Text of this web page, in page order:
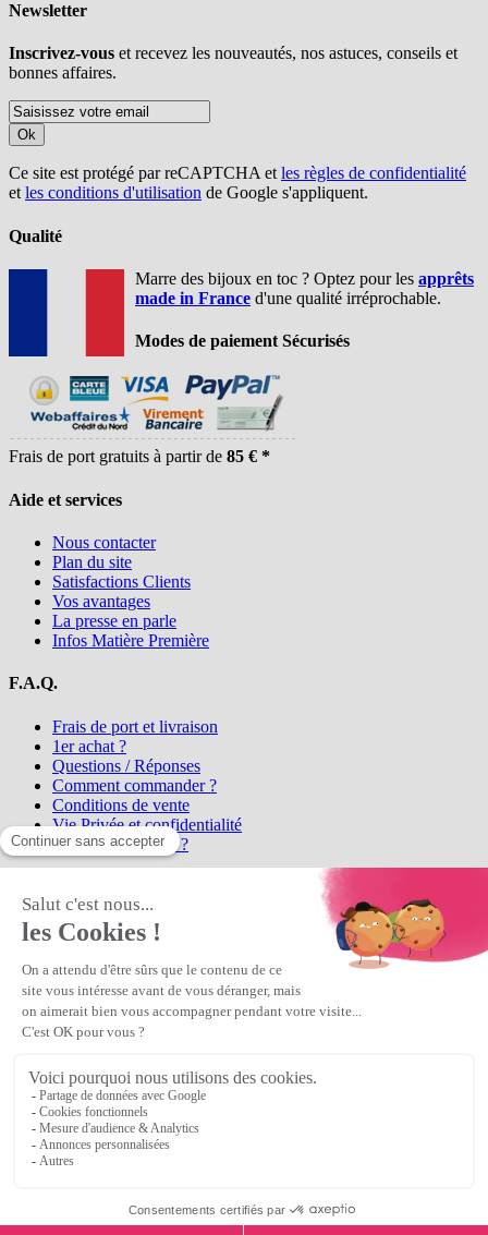
Newsletter
Inscrivez-vous et recevez les nouveautés, nos astuces, conseils et
bonnes affaires.
Ok
Ce site est protégé par reCAPTCHA etles règles de confidentialité
etles conditions d'utilisation de Google s'appliquent.
Qualité
Marre des bijoux en toc ? Optez pour les apprêts
made in France d'une qualité irréprochable.
Modes de paiement Sécurisés
Frais de port gratuits à partir de 85 € *
Aide et services
Nous contacter
Plan du site
Satisfactions Clients
Vos avantages
La presse en parle
Infos Matière Première
F.A.Q.
Frais de port et livraison
1er achat ?
Questions / Réponses
Comment commander ?
Conditions de vente
Vie Privée et confidentialité
Qui sommes-nous ?
la référence en perles et bijoux
perles en ligne, telles que les perles
et cristaux et strass en cristal Preciosa, les perles Miyuki perles et
apprêts en Argent 925, Gold Filled, perles de rocaille Preciosa
Matière Première est un
Première
Veuillez patienter...
Continuer vos achats
or Voir le panier